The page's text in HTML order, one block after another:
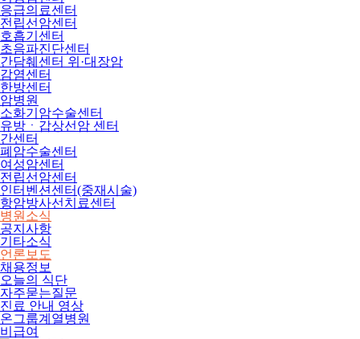
응급의료센터
전립선암센터
호흡기센터
초음파진단센터
간담췌센터 위·대장암
감염센터
한방센터
암병원
소화기암수술센터
유방ㆍ갑상선암 센터
간센터
폐암수술센터
여성암센터
전립선암센터
인터벤션센터(중재시술)
항암방사선치료센터
병원소식
공지사항
기타소식
언론보도
채용정보
오늘의 식단
자주묻는질문
진료 안내 영상
온그룹계열병원
비급여